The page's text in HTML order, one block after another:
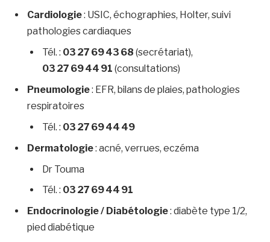
Cardiologie: USIC, échographies, Holter, suivi
pathologies cardiaques
Tél. : 03 27 69 43 68 (secrétariat),
03 27 69 44 91 (consultations)
Pneumologie: EFR, bilans de plaies, pathologies
respiratoires
Tél. : 03 27 69 44 49
Dermatologie: acné, verrues, eczéma
Dr Touma
Tél. : 03 27 69 44 91
Endocrinologie / Diabétologie: diabète type 1/2,
pied diabétique